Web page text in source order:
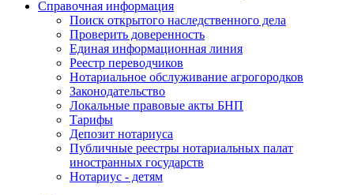
Справочная информация
Поиск открытого наследственного дела
Проверить доверенность
Единая информационная линия
Реестр переводчиков
Нотариальное обслуживание агрогородков
Законодательство
Локальные правовые акты БНП
Тарифы
Депозит нотариуса
Публичные реестры нотариальных палат
иностранных государств
Нотариус - детям